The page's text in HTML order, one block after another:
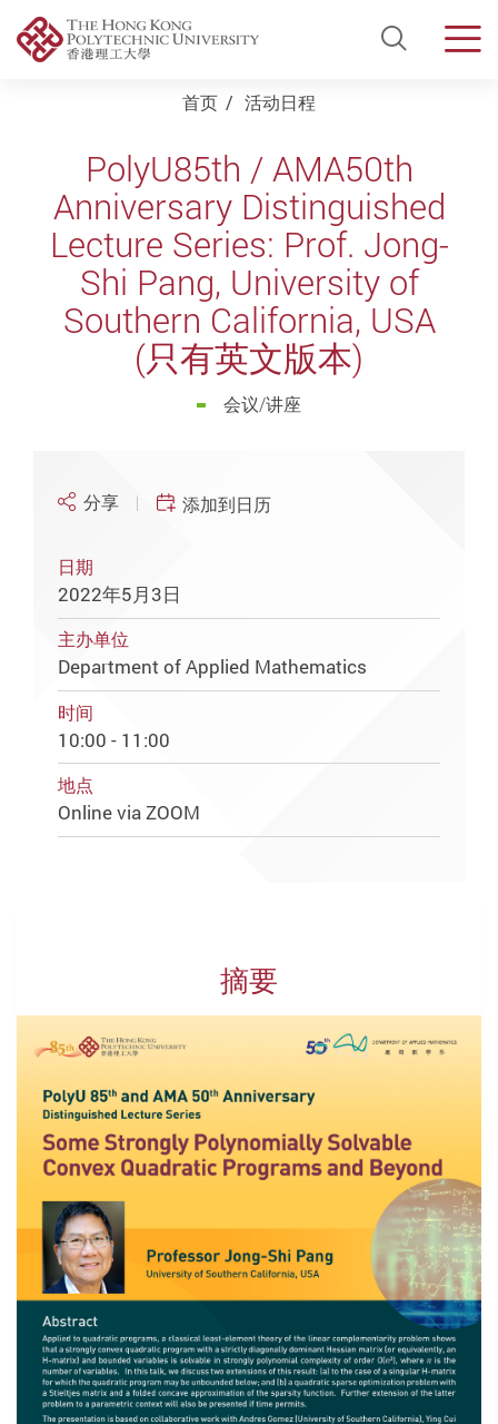
Open
首页 活动日程
PolyU85th / AMA50th
Anniversary Distinguished
Lecture Series: Prof. Jong-
Shi Pang, University of
Southern California, USA
(只有英文版本)
会议/讲座
分享 添加到日历
日期
2022年5月3日
主办单位
Department of Applied Mathematics
时间
10:00 - 11:00
地点
Online via ZOOM
摘要